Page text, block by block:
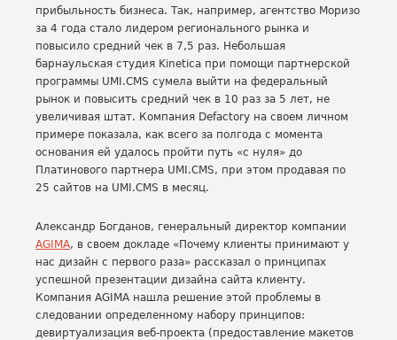
прибыльность бизнеса. Так, например, агентство Моризо
за 4 года стало лидером регионального рынка и
повысило средний чек в 7,5 раз. Небольшая
барнаульская студия Kinetica при помощи партнерской
программы UMI.CMS сумела выйти на федеральный
рынок и повысить средний чек в 10 раз за 5 лет, не
увеличивая штат. Компания Defactory на своем личном
примере показала, как всего за полгода с момента
основания ей удалось пройти путь «с нуля» до
Платинового партнера UMI.CMS, при этом продавая по
25 сайтов на UMI.CMS в месяц.
Александр Богданов, генеральный директор компании
AGIMA, в своем докладе «Почему клиенты принимают у
нас дизайн с первого раза» рассказал о принципах
успешной презентации дизайна сайта клиенту.
Компания AGIMA нашла решение этой проблемы в
следовании определенному набору принципов:
девиртуализация веб-проекта (предоставление макетов